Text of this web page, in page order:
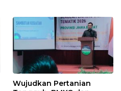
Indramayu
Wujudkan Pertanian